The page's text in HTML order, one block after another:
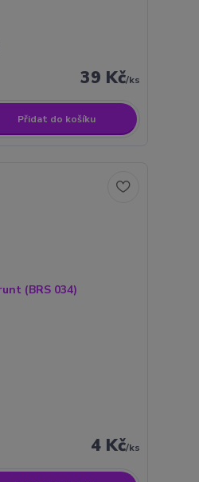
39 Kč/ks
Přidat do košíku
4 Kč/ks